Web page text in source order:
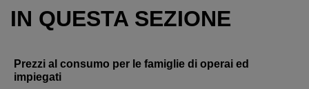
IN QUESTA SEZIONE
Prezzi al consumo per le famiglie di operai ed
impiegati